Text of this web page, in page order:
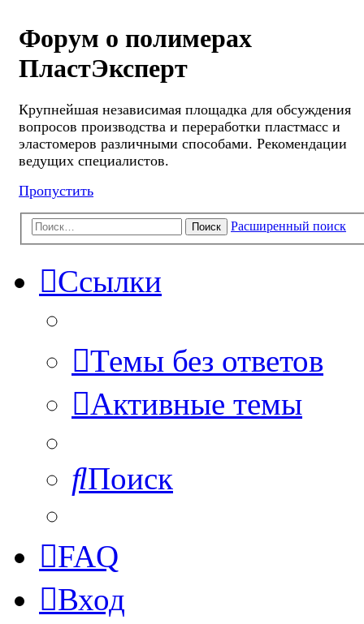
Форум о полимерах
ПластЭксперт
Крупнейшая независимая площадка для обсуждения
вопросов производства и переработки пластмасс и
эластомеров различными способами. Рекомендации
ведущих специалистов.
Пропустить
Поиск Расширенный поиск
Ссылки
Темы без ответов
Активные темы
Поиск
FAQ
Вход